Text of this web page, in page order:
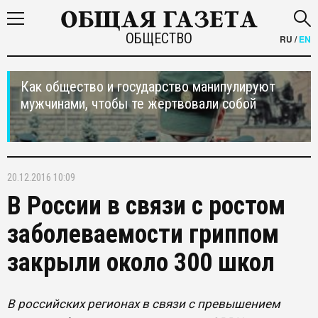
ОБЩЕСТВО RU /EN
Как общество и государство манипулируют
мужчинами, чтобы те жертвовали собой
20.12.2016 10:09
В России в связи с ростом
заболеваемости гриппом
закрыли около 300 школ
В российских регионах в связи с превышением